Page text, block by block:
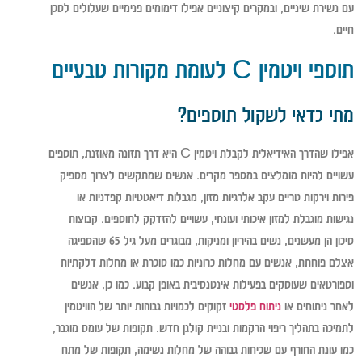
עם נשירת שיניים, ובמקרים קיצוניים אפילו דימומים פנימיים שעלולים לסכן
חיים.
תוספי ויטמין C לעומת מקורות טבעיים
מתי כדאי לשקול תוספים?
אפילו שהדרך האידיאלית לקבלת ויטמין C היא דרך תזונה מאוזנת, תוספים
עשויים להיות מומלצים במספר מקרים. אנשים שמתקשים לצרוך מספיק
פירות וירקות טריים עקב אלרגיות מזון, מגבלות דיאטטיות קפדניות או
נגישות מוגבלת למזון איכותי ועונתי, עשויים להזדקק לתוספים. קבוצות
סיכון הן מעשנים, נשים בהיריון ומניקות, מבוגרים מעל גיל 65 שהספיגה
אצלם פוחתת, אנשים עם מחלות כרוניות כמו סוכרת או מחלות דלקתיות
וספורטאים שעוסקים בפעילות אינטנסיבית באופן קבוע. כמו כן, אנשים
לאחר ניתוחים או ניתוח פלסטי זקוקים לכמויות גבוהות יותר של הוויטמין
לתמיכה בתהליך ריפוי הרקמות ובניית קולגן חדש. תקופות של עומס מוגבר,
כמו עונת החורף עם שכיחות גבוהה של מחלות נשימה, תקופות של מתח